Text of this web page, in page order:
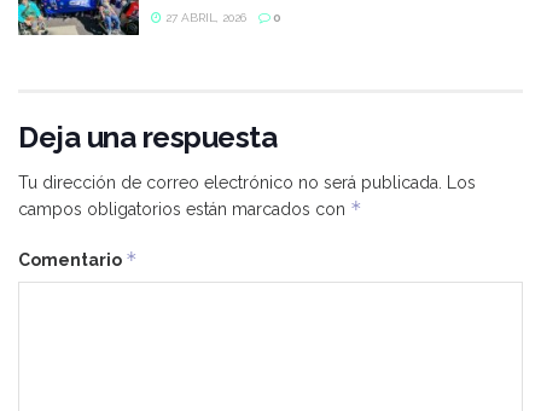
27 ABRIL, 2026 0
Deja una respuesta
Tu dirección de correo electrónico no será publicada.
Los
campos obligatorios están marcados con *
Comentario *